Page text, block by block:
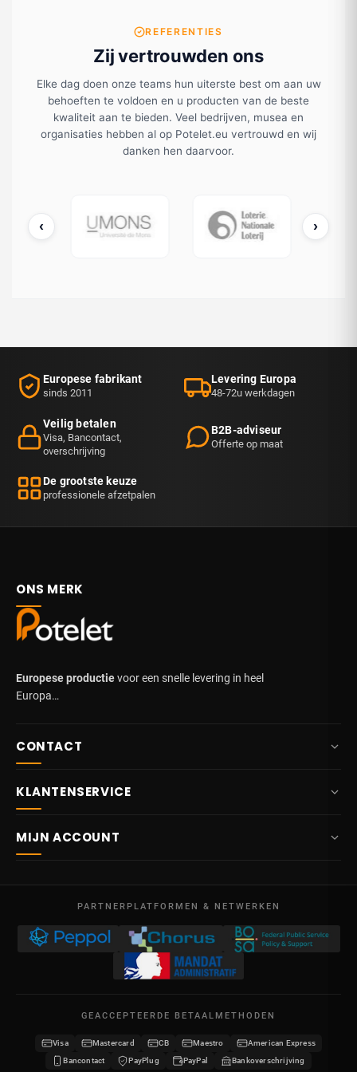
REFERENTIES
Zij vertrouwden ons
Elke dag doen onze teams hun uiterste best om aan uw
behoeften te voldoen en u producten van de beste
kwaliteit aan te bieden. Veel bedrijven, musea en
organisaties hebben al op Potelet.eu vertrouwd en wij
danken hen daarvoor.
‹ UMONS Loterie Nationale ›
Europese fabrikant
sinds 2011
Levering Europa
48-72u werkdagen
Veilig betalen
Visa, Bancontact,
overschrijving
B2B-adviseur
Offerte op maat
De grootste keuze
professionele afzetpalen
ONS MERK
Europese productievoor een snelle levering in heel
Europa…
CONTACT
Ma – Vr
09:00 – 17:00
BTW BE 0641.740.320 - RPR Luik
KLANTENSERVICE
Levering
Verkoopsvoorwaarden
Privacybeleid
MIJN ACCOUNT
Mijn creditnota's
Mijn kortingsbonnen
Word verdeler
PARTNERPLATFORMEN & NETWERKEN
GEACCEPTEERDE BETAALMETHODEN
Visa Mastercard CB Maestro
American Express
Bancontact
PayPlug PayPal Bankoverschrijving